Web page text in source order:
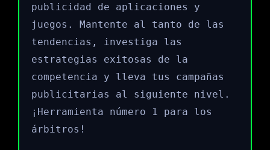
publicidad de aplicaciones y
juegos. Mantente al tanto de las
tendencias, investiga las
estrategias exitosas de la
competencia y lleva tus campañas
publicitarias al siguiente nivel.
¡Herramienta número 1 para los
árbitros!